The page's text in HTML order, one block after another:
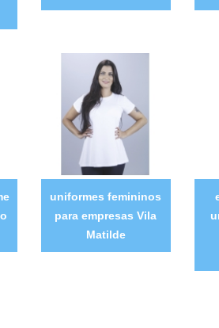
uniformes femininos
para empresas Vila
Matilde